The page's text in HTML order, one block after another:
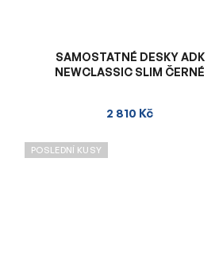
SAMOSTATNÉ DESKY ADK
NEWCLASSIC SLIM ČERNÉ
2 810 Kč
POSLEDNÍ KUSY